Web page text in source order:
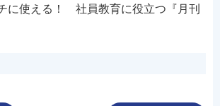
に使える！ 社員教育に役立つ『月刊